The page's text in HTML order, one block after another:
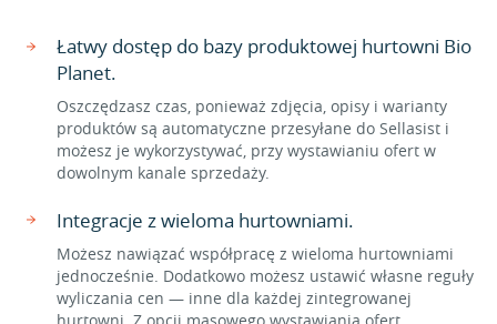
Łatwy dostęp do bazy produktowej hurtowni Bio
Planet.
Oszczędzasz czas, ponieważ zdjęcia, opisy i warianty
produktów są automatyczne przesyłane do Sellasist i
możesz je wykorzystywać, przy wystawianiu ofert w
dowolnym kanale sprzedaży.
Integracje z wieloma hurtowniami.
Możesz nawiązać współpracę z wieloma hurtowniami
jednocześnie. Dodatkowo możesz ustawić własne reguły
wyliczania cen — inne dla każdej zintegrowanej